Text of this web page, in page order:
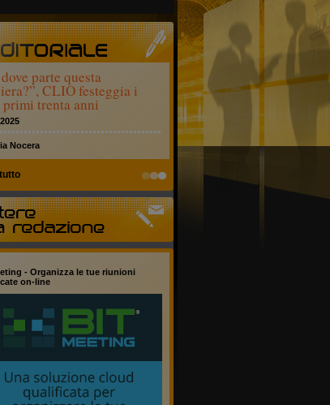
parte questa
CLIO festeggia i
primi trenta anni
Nocera
- Organizza le tue riunioni
on-line